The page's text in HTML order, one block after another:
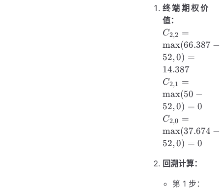
终端期权价
值：
C_{2,2} =
\max(66.387
- 52, 0) =
14.387
C2,2 =
max(66.387 −
52, 0) =
14.387
C_{2,1}
=
\max(50
- 52, 0)
= 0
C2,1 =
max(50 −
52, 0) = 0
C_{2,0} =
\max(37.674
- 52, 0) = 0
C2,0 =
max(37.674 −
52, 0) = 0
回溯计算：
第 1 步：